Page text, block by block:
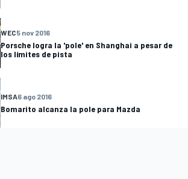
WEC5 nov 2016
Porsche logra la 'pole' en Shanghai a pesar de
los límites de pista
IMSA6 ago 2016
Bomarito alcanza la pole para Mazda